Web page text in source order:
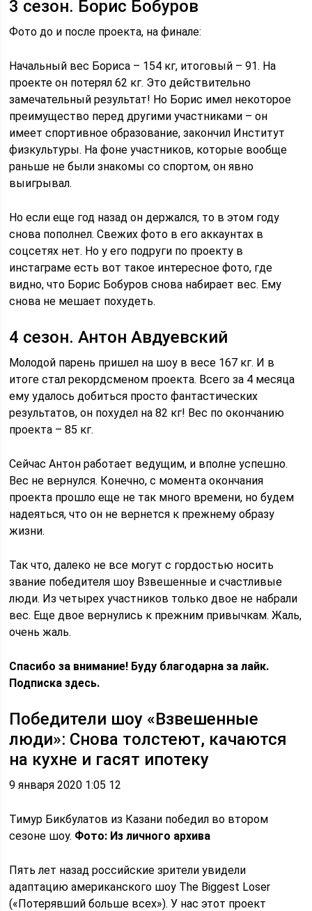
3 сезон. Борис Бобуров
Фото до и после проекта, на финале:
Начальный вес Бориса – 154 кг, итоговый – 91. На
проекте он потерял 62 кг. Это действительно
замечательный результат! Но Борис имел некоторое
преимущество перед другими участниками – он
имеет спортивное образование, закончил Институт
физкультуры. На фоне участников, которые вообще
раньше не были знакомы со спортом, он явно
выигрывал.
Но если еще год назад он держался, то в этом году
снова пополнел. Свежих фото в его аккаунтах в
соцсетях нет. Но у его подруги по проекту в
инстаграме есть вот такое интересное фото, где
видно, что Борис Бобуров снова набирает вес. Ему
снова не мешает похудеть.
4 сезон. Антон Авдуевский
Молодой парень пришел на шоу в весе 167 кг. И в
итоге стал рекордсменом проекта. Всего за 4 месяца
ему удалось добиться просто фантастических
результатов, он похудел на 82 кг! Вес по окончанию
проекта – 85 кг.
Сейчас Антон работает ведущим, и вполне успешно.
Вес не вернулся. Конечно, с момента окончания
проекта прошло еще не так много времени, но будем
надеяться, что он не вернется к прежнему образу
жизни.
Так что, далеко не все могут с гордостью носить
звание победителя шоу Взвешенные и счастливые
люди. Из четырех участников только двое не набрали
вес. Еще двое вернулись к прежним привычкам. Жаль,
очень жаль.
Спасибо за внимание! Буду благодарна за лайк.
Подписка здесь.
Победители шоу «Взвешенные
люди»: Снова толстеют, качаются
на кухне и гасят ипотеку
9 января 2020 1:05 12
Тимур Бикбулатов из Казани победил во втором
сезоне шоу. Фото: Из личного архива
Пять лет назад российские зрители увидели
адаптацию американского шоу The Biggest Loser
(«Потерявший больше всех»). У нас этот проект